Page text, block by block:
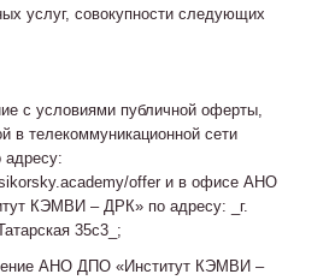
услуг, совокупности следующих
с условиями публичной оферты,
в телекоммуникационной сети
адресу:
offer и в офисе АНО
КЭМВИ – ДРК» по адресу: _г.
35с3_;
АНО ДПО «Институт КЭМВИ –